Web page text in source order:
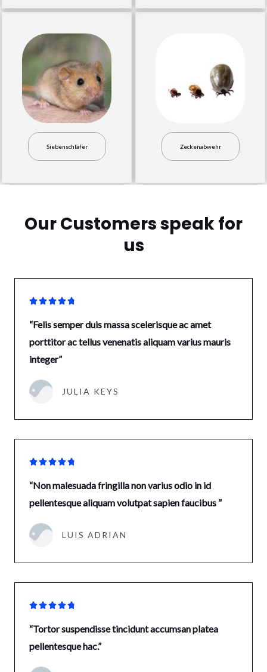
Siebenschläfer Zeckenabwehr
Our Customers speak for
us

“Felis semper duis massa scelerisque ac amet
porttitor ac tellus venenatis aliquam varius mauris
integer”
JULIA KEYS

“Non malesuada fringilla non varius odio in id
pellentesque aliquam volutpat sapien faucibus ”
LUIS ADRIAN

“Tortor suspendisse tincidunt accumsan platea
pellentesque hac.”